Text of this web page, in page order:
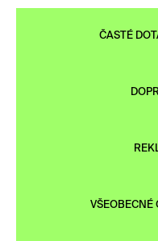
ČASTÉ
VŠEOBECNÉ